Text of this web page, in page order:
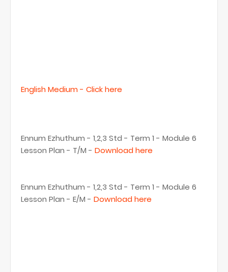
English Medium - Click here
Ennum Ezhuthum - 1,2,3 Std - Term 1 - Module 6
Lesson Plan - T/M - Download here
Ennum Ezhuthum - 1,2,3 Std - Term 1 - Module 6
Lesson Plan - E/M - Download here